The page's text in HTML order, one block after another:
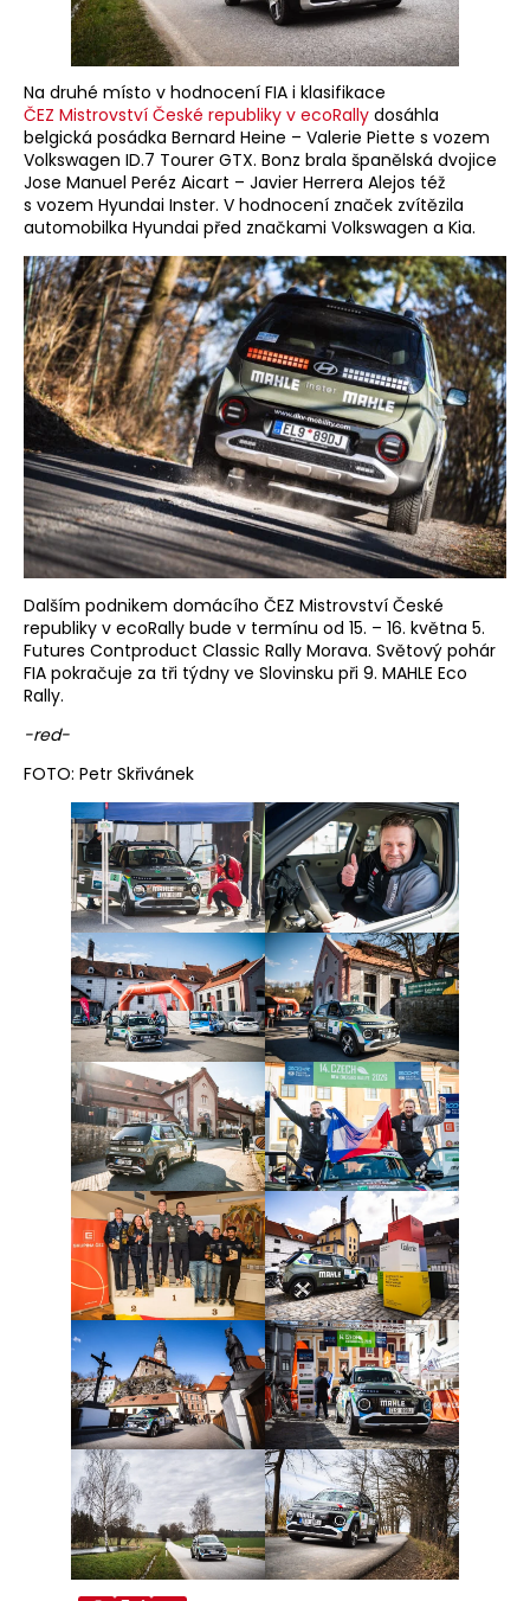
Na druhé místo v hodnocení FIA i klasifikace
ČEZ Mistrovství České republiky v ecoRally dosáhla
belgická posádka Bernard Heine – Valerie Piette s vozem
Volkswagen ID.7 Tourer GTX. Bonz brala španělská dvojice
Jose Manuel Peréz Aicart – Javier Herrera Alejos též
s vozem Hyundai Inster. V hodnocení značek zvítězila
automobilka Hyundai před značkami Volkswagen a Kia.
Dalším podnikem domácího ČEZ Mistrovství České
republiky v ecoRally bude v termínu od 15. – 16. května 5.
Futures Contproduct Classic Rally Morava. Světový pohár
FIA pokračuje za tři týdny ve Slovinsku při 9. MAHLE Eco
Rally.
-red-
FOTO: Petr Skřivánek